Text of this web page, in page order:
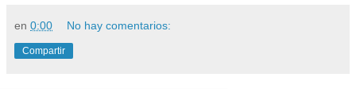
en 0:00 No hay comentarios:
Compartir